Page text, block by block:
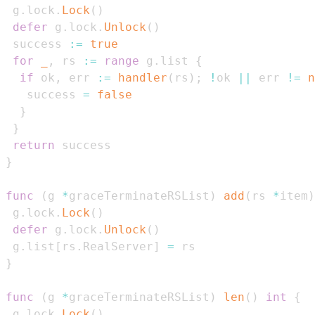
g . lock . Lock ( )
defer g . lock . Unlock ( )
success
:=
true
for
, rs := range g . list
{
if ok , err := handler ( rs ) ; ! ok || err !=
   success
=
false
}
}
return
}
func ( g *graceTerminateRSList ) add ( rs *item )
g . lock . Lock ( )
defer g . lock . Unlock ( )
g . list [ rs . RealServer ] =
}
func ( g *graceTerminateRSList ) len ( ) int
{